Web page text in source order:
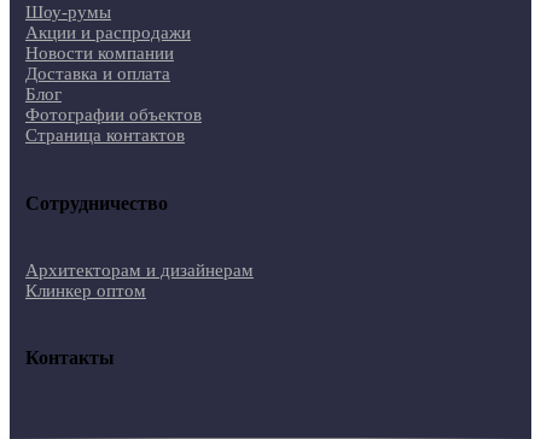
Шоу-румы
Акции и распродажи
Новости компании
Доставка и оплата
Блог
Фотографии объектов
Страница контактов
Сотрудничество
Архитекторам и дизайнерам
Клинкер оптом
Контакты